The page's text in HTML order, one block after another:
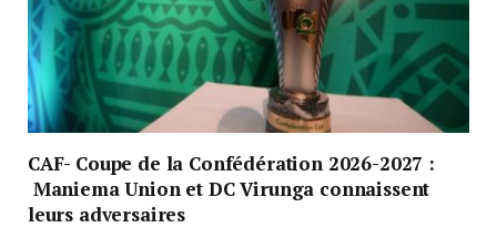
CAF- Coupe de la Confédération 2026-2027 :
Maniema Union et DC Virunga connaissent
leurs adversaires